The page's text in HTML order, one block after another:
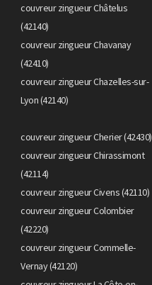
couvreur zingueur Châtelus
(42140)
couvreur zingueur Chavanay
(42410)
couvreur zingueur Chazelles-sur-
Lyon (42140)
couvreur zingueur Cherier (42430)
couvreur zingueur Chirassimont
(42114)
couvreur zingueur Civens (42110)
couvreur zingueur Colombier
(42220)
couvreur zingueur Commelle-
Vernay (42120)